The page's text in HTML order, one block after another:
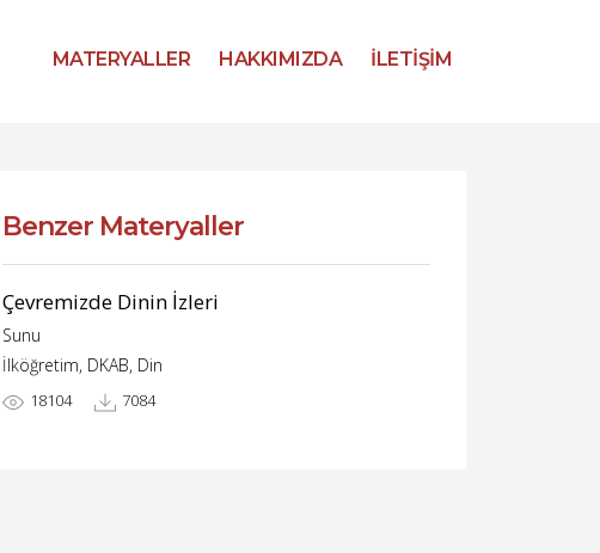
MATERYALLER HAKKIMIZDA İLETİŞİM
Benzer Materyaller
Çevremizde Dinin İzleri
Sunu
İlköğretim, DKAB, Din
18104 7084